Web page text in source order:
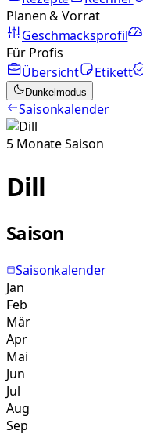
Planen & Vorrat
Geschmacksprofil
Für Profis
Übersicht
Etikett
Dunkelmodus
Saisonkalender
5 MonateSaison
Dill
Saison
Saisonkalender
Jan
Feb
Mär
Apr
Mai
Jun
Jul
Aug
Sep